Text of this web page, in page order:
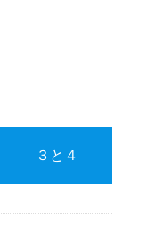
３と４